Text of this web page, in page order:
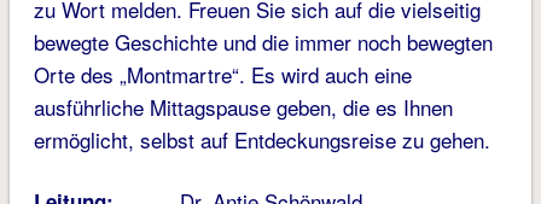
zu Wort melden. Freuen Sie sich auf die vielseitig
bewegte Geschichte und die immer noch bewegten
Orte des „Montmartre“. Es wird auch eine
ausführliche Mittagspause geben, die es Ihnen
ermöglicht, selbst auf Entdeckungsreise zu gehen.